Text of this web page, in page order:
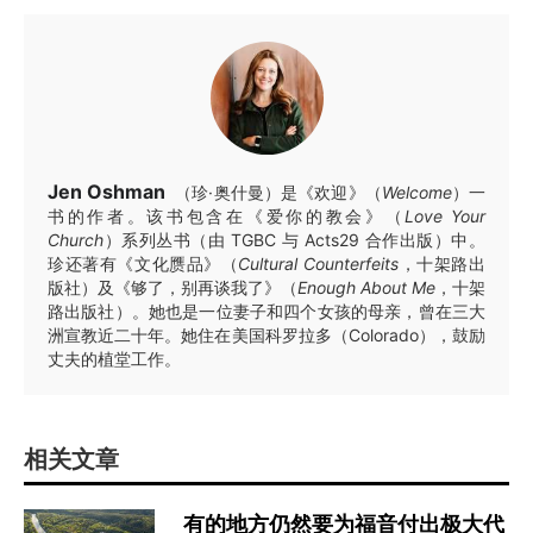
Jen Oshman （珍·奥什曼）是《欢迎》（Welcome）一
书的作者。该书包含在《爱你的教会》（Love Your
Church）系列丛书（由 TGBC 与 Acts29 合作出版）中。
珍还著有《文化赝品》（Cultural Counterfeits ，十架路出
版社）及《够了，别再谈我了》（Enough About Me ，十架
路出版社）。她也是一位妻子和四个女孩的母亲，曾在三大
洲宣教近二十年。她住在美国科罗拉多（Colorado），鼓励
丈夫的植堂工作。
相关文章
有的地方仍然要为福音付出极大代